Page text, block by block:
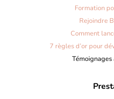
Formation
Rejoindre
Comment
7 règles d’or pour
Témoignages